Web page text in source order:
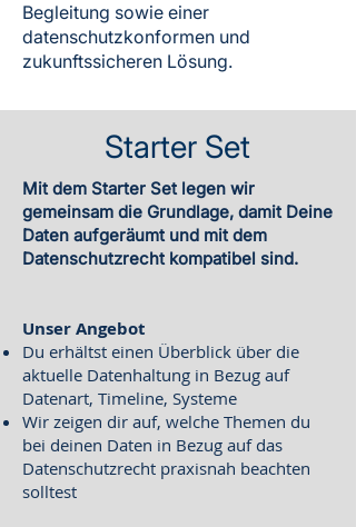
Begleitung sowie einer
datenschutzkonformen und
zukunftssicheren Lösung.
Starter Set
Mit dem Starter Set legen wir
gemeinsam die Grundlage, damit Deine
Daten aufgeräumt und mit dem
Datenschutzrecht kompatibel sind.
Unser Angebot
Du erhältst einen Überblick über die
aktuelle Datenhaltung in Bezug auf
Datenart, Timeline, Systeme
Wir zeigen dir auf, welche Themen du
bei deinen Daten in Bezug auf das
Datenschutzrecht praxisnah beachten
solltest